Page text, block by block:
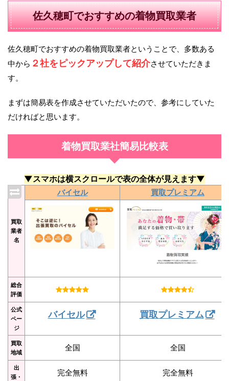
佐久穂町でおすすめの着物買取業者
佐久穂町でおすすめの着物買取業者ということで、多数ある
中から ２社をピックアップして紹介させていただきま
す。
まずは簡易表を作成させていただいたので、参考にしていた
だければと思います。
着物買取業社簡易比較表
▼スマホは横スクロールで表の全体が見えます▼
買取
業者
名
バイセル 買取プレミアム
総合
評価
公式
ペー
ジ
バイセル 買取プレミアム
買取
地域
全国 全国
出
張・
完全無料 完全無料